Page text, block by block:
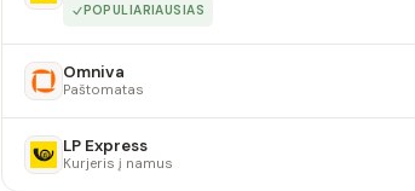
POPULIARIAUSIAS
Omniva
Paštomatas
LP Express
Kurjeris į namus